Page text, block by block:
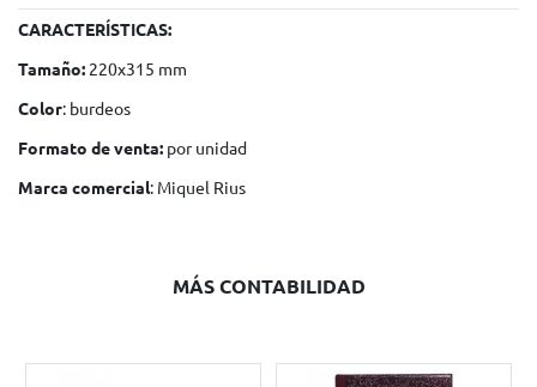
CARACTERÍSTICAS:
Tamaño: 220x315 mm
Color: burdeos
Formato de venta: por unidad
Marca comercial: Miquel Rius
MÁS CONTABILIDAD